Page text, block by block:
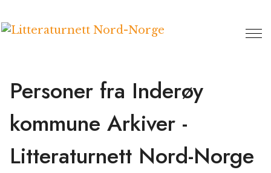
til
Personer fra Inderøy
kommune Arkiver -
Litteraturnett Nord-Norge